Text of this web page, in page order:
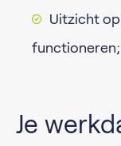
Uitzicht
functioneren;
Je